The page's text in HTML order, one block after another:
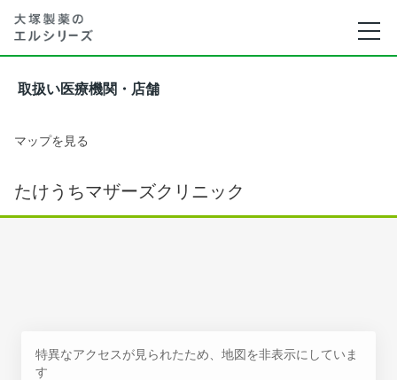
取扱い医療機関・店舗
マップを見る
たけうちマザーズクリニック
特異なアクセスが見られたため、地図を非表示にしていま
す